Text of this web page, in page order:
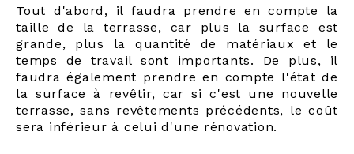
Tout d'abord, il faudra prendre en compte la
taille de la terrasse, car plus la surface est
grande, plus la quantité de matériaux et le
temps de travail sont importants. De plus, il
faudra également prendre en compte l'état de
la surface à revêtir, car si c'est une nouvelle
terrasse, sans revêtements précédents, le coût
sera inférieur à celui d'une rénovation.